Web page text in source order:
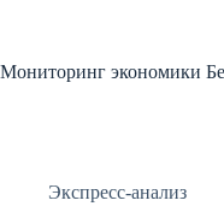
Мониторинг экономики
Экспресс-анализ